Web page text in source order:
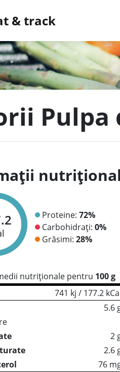
& track
Proteine: 72%
Carbohidrați: 0%
Grăsimi: 28%
nutriționale pentru 100 g
741 kj / 177.2
5.6
2
2.6
76